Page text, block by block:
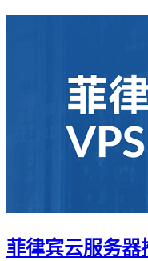
菲律宾云服务器